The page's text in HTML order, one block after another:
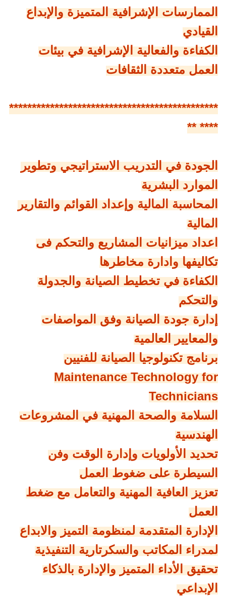
الممارسات الإشرافية المتميزة والإبداع
القيادي
الكفاءة والفعالية الإشرافية في بيئات
العمل متعددة الثقافات
**********************************************
**** **
الجودة في التدريب الاستراتيجي وتطوير
الموارد البشرية
المحاسبة المالية وإعداد القوائم والتقارير
المالية
اعداد ميزانيات المشاريع والتحكم فى
تكاليفها وادارة مخاطرها
الكفاءة في تخطيط الصيانة والجدولة
والتحكم
إدارة جودة الصيانة وفق المواصفات
والمعايير العالمية
برنامج تكنولوجيا الصيانة للفنيين
Maintenance Technology for
Technicians
السلامة والصحة المهنية في المشروعات
الهندسية
تحديد الأولويات وإدارة الوقت وفن
السيطرة على ضغوط العمل
تعزيز العافية المهنية والتعامل مع ضغط
العمل
الإدارة المتقدمة لمنظومة التميز والابداع
لمدراء المكاتب والسكرتارية التنفيذية
تحقيق الأداء المتميز والإدارة بالذكاء
الإبداعي